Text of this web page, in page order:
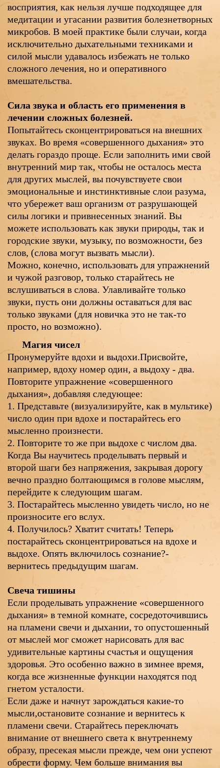
восприятия, как нельзя лучше подходящее для
медитации и угасании развития болезнетворных
микробов. В моей практике были случаи, когда
исключительно дыхательными техниками и
силой мысли удавалось избежать не только
сложного лечения, но и оперативного
вмешательства.
Сила звука и область его применения в
лечении сложных болезней.
Попытайтесь сконцентрироваться на внешних
звуках. Во время «совершенного дыхания» это
делать гораздо проще. Если заполнить ими свой
внутренний мир так, чтобы не осталось места
для других мыслей, вы почувствуете свои
эмоциональные и инстинктивные слои разума,
что убережет ваш организм от разрушающей
силы логики и привнесенных знаний. Вы
можете использовать как звуки природы, так и
городские звуки, музыку, по возможности, без
слов, (слова могут вызвать мысли).
Можно, конечно, использовать для упражнений
и чужой разговор, только старайтесь не
вслушиваться в слова. Улавливайте только
звуки, пусть они должны оставаться для вас
только звуками (для новичка это не так-то
просто, но возможно).
Магия чисел
Пронумеруйте вдохи и выдохи.Присвойте,
например, вдоху номер один, а выдоху - два.
Повторите упражнение «совершенного
дыхания», добавляя следующее:
1. Представьте (визуализируйте, как в мультике)
число один при вдохе и постарайтесь его
мысленно произнести.
2. Повторите то же при выдохе с числом два.
Когда Вы научитесь проделывать первый и
второй шаги без напряжения, закрывая дорогу
вечно праздно болтающимся в голове мыслям,
перейдите к следующим шагам.
3. Постарайтесь мысленно увидеть число, но не
произносите его вслух.
4. Получилось? Хватит считать! Теперь
постарайтесь сконцентрироваться на вдохе и
выдохе. Опять включилось сознание?-
вернитесь предыдущим шагам.
Свеча тишины
Если проделывать упражнение «совершенного
дыхания» в темной комнате, сосредоточившись
на пламени свечи и дыхании, то опустошенный
от мыслей мог сможет нарисовать для вас
удивительные картины счастья и ощущения
здоровья. Это особенно важно в зимнее время,
когда все жизненные функции находятся под
гнетом усталости.
Если даже и начнут зарождаться какие-то
мысли,остановите сознание и вернитесь к
пламени свечи. Старайтесь переключать
внимание от внешнего света к внутреннему
образу, пресекая мысли прежде, чем они успеют
обрести форму. Чем больше внимания вы